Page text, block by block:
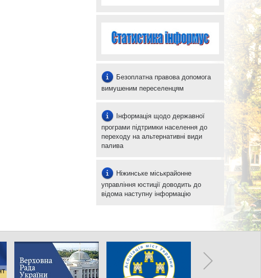
Безоплатна правова допомога
вимушеним переселенцям
Інформація щодо державної
програми підтримки населення до
переходу на альтернативні види
палива
Ніжинське міськрайонне
управління юстиції доводить до
відома наступну інформацію